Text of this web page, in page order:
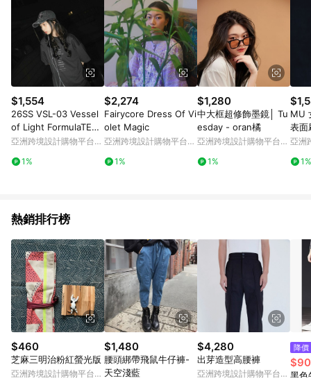
運費，攤位費等不具贈點資格。 9. LINE 購物站上之商品規格、
顏色、價位、贈品如與 Pinkoi 商品資訊頁及購物車不符，以
Pinkoi 購物商品資訊頁及購物車標示為準。 10. 點數紅包使用規
則請以點數紅包活動說明為準。 11. 若於 LINE 購物前往 Pinkoi
頁面後才首次下載 Pinkoi APP 並完成訂單，不符合導購資格；承
上，首次下載 Pinkoi APP 後，需透過 LINE 購物前往 Pinkoi 頁
面，方享導購資格。
$1,554
26SS VSL-03 Vessel
of Light FormulaTEE-
深灰Shadow
亞洲跨境設計購物平台
1%
$2,274
Fairycore Dress Of Vi
olet Magic
亞洲跨境設計購物平台
1%
$1,280
中大框超修飾墨鏡│ Tu
esday - oran橘
亞洲跨境設計購物平台
1%
MU 女仕 Lady s 系列
表面
鍍金
亞洲
1%
熱銷排行榜
$460
芝麻三明治粉紅螢光版
亞洲跨境設計購物平台
$1,480
腰頭綁帶飛鼠牛仔褲-
天空淺藍
$4,280
出芽造型高腰褲
亞洲跨境設計購物平台
降價
黑色